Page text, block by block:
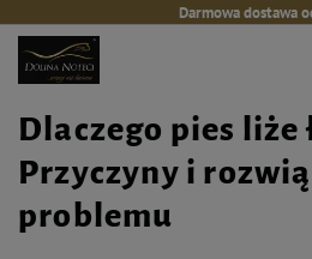
Darmowa dostawa
Dlaczego pies liże
Przyczyny i
problemu